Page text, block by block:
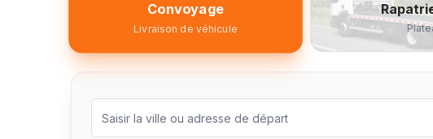
Convoyage
Livraison de véhicule